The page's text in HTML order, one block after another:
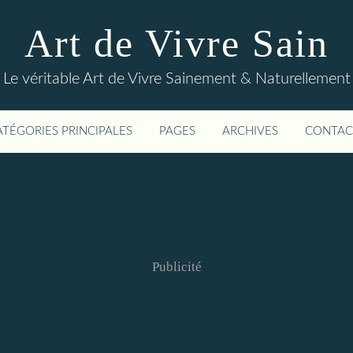
Art de Vivre Sain
Le véritable Art de Vivre Sainement & Naturellement
PRINCIPALES PAGES ARCHIVES
Publicité